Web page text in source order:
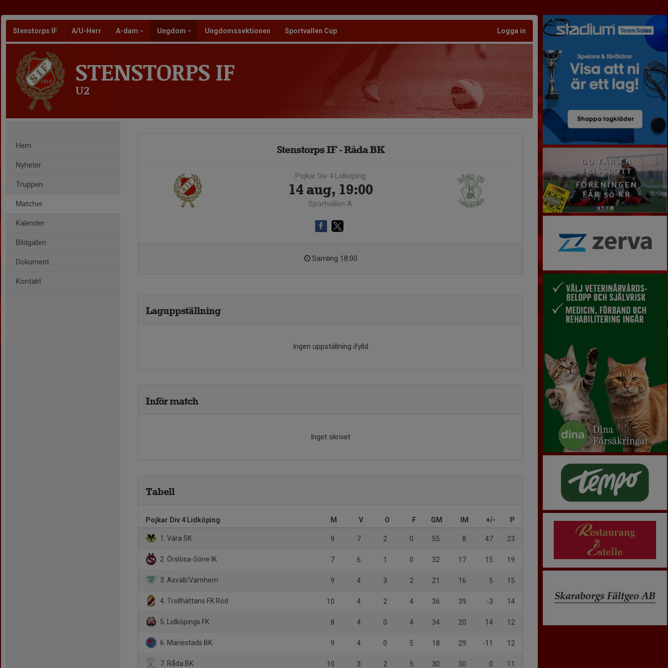
Stenstorps IF A/U-Herr A-dam Ungdom Ungdomssektionen Sportvallen Cup Logga in
STENSTORPS IF
U2
Hem
Nyheter
Truppen
Matcher
Kalender
Bildgalleri
Dokument
Kontakt
Stenstorps IF - Råda BK
Pojkar Div 4 Lidköping
14 aug, 19:00
Sportvallen A
Samling 18:00
Laguppställning
Ingen uppställning ifylld
Inför match
Inget skrivet
Tabell
Pojkar Div 4 Lidköping M V O F GM IM +/- P
1. Vara SK 9 7 2 0 55 8 47 23
2. Örslösa-Söne IK 7 6 1 0 32 17 15 19
3. Axvall/Varnhem 9 4 3 2 21 16 5 15
4. Trollhättans FK Röd 10 4 2 4 36 39 -3 14
5. Lidköpings FK 8 4 0 4 34 20 14 12
6. Mariestads BK 9 4 0 5 18 29 -11 12
7. Råda BK 10 3 2 5 30 30 0 11